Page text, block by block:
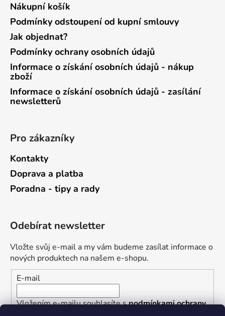
Nákupní košík
Podmínky odstoupení od kupní smlouvy
Jak objednat?
Podmínky ochrany osobních údajů
Informace o získání osobních údajů - nákup
zboží
Informace o získání osobních údajů - zasílání
newsletterů
Pro zákazníky
Kontakty
Doprava a platba
Poradna - tipy a rady
Odebírat newsletter
Vložte svůj e-mail a my vám budeme zasílat informace o
nových produktech na našem e-shopu.
E-mail
Vložením e-mailu souhlasíte spodmínkami ochrany